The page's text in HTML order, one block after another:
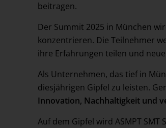
beitragen.
Der Summit 2025 in München
konzentrieren. Die Teilnehmer
ihre Erfahrungen teilen und
Als Unternehmen, das tief in
diesjährigen Gipfel zu leisten.
Innovation, Nachhaltigkeit und
Auf dem Gipfel wird ASMPT SMT